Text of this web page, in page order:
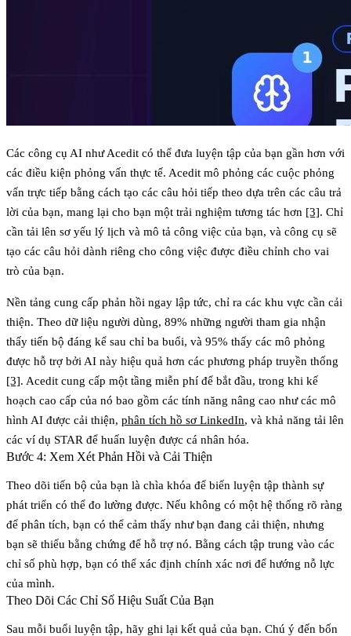
Các công cụ AI như Acedit có thể đưa luyện tập của bạn gần hơn với
các điều kiện phỏng vấn thực tế. Acedit mô phỏng các cuộc phỏng
vấn trực tiếp bằng cách tạo các câu hỏi tiếp theo dựa trên các câu trả
lời của bạn, mang lại cho bạn một trải nghiệm tương tác hơn [3]. Chỉ
cần tải lên sơ yếu lý lịch và mô tả công việc của bạn, và công cụ sẽ
tạo các câu hỏi dành riêng cho công việc được điều chỉnh cho vai
trò của bạn.
Nền tảng cung cấp phản hồi ngay lập tức, chỉ ra các khu vực cần cải
thiện. Theo dữ liệu người dùng, 89% những người tham gia nhận
thấy tiến bộ đáng kể sau chỉ ba buổi, và 95% thấy các mô phỏng
được hỗ trợ bởi AI này hiệu quả hơn các phương pháp truyền thống
[3]. Acedit cung cấp một tầng miễn phí để bắt đầu, trong khi kế
hoạch cao cấp của nó bao gồm các tính năng nâng cao như các mô
hình AI được cải thiện, phân tích hồ sơ LinkedIn, và khả năng tải lên
các ví dụ STAR để huấn luyện được cá nhân hóa.
Bước 4: Xem Xét Phản Hồi và Cải Thiện
Theo dõi tiến bộ của bạn là chìa khóa để biến luyện tập thành sự
phát triển có thể đo lường được. Nếu không có một hệ thống rõ ràng
để phân tích, bạn có thể cảm thấy như bạn đang cải thiện, nhưng
bạn sẽ thiếu bằng chứng để hỗ trợ nó. Bằng cách tập trung vào các
chỉ số phù hợp, bạn có thể xác định chính xác nơi để hướng nỗ lực
của mình.
Theo Dõi Các Chỉ Số Hiệu Suất Của Bạn
Sau mỗi buổi luyện tập, hãy ghi lại kết quả của bạn. Chú ý đến bốn